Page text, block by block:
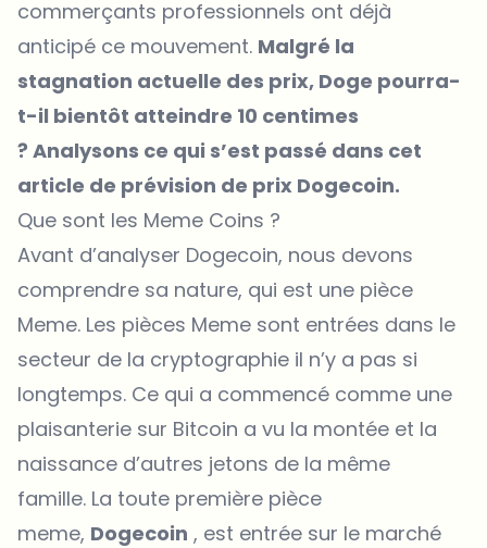
commerçants professionnels ont déjà
anticipé ce mouvement. Malgré la
stagnation actuelle des prix, Doge pourra-
t-il bientôt atteindre 10 centimes
? Analysons ce qui s’est passé dans cet
article de prévision de prix Dogecoin.
Que sont les Meme Coins ?
Avant d’analyser Dogecoin, nous devons
comprendre sa nature, qui est une pièce
Meme. Les pièces Meme sont entrées dans le
secteur de la cryptographie il n’y a pas si
longtemps. Ce qui a commencé comme une
plaisanterie sur Bitcoin a vu la montée et la
naissance d’autres jetons de la même
famille. La toute première pièce
meme, Dogecoin , est entrée sur le marché